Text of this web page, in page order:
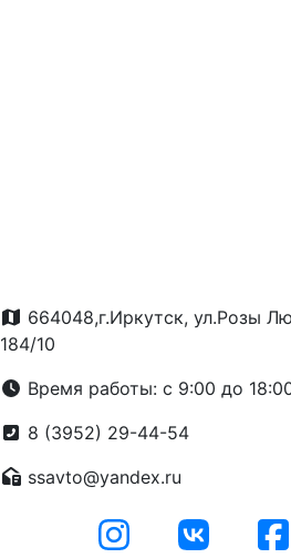
664048,г.Иркутск, ул.Розы
184/10
Время работы: с 9:00 до
8 (3952) 29-44-54
ssavto@yandex.ru